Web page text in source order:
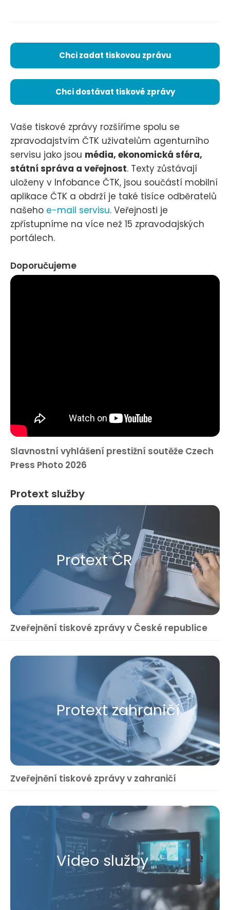
Chci zadat tiskovou zprávu
Chci dostávat tiskové zprávy
Vaše tiskové zprávy rozšíříme spolu se
zpravodajstvím ČTK uživatelům agenturního
servisu jako jsou média, ekonomická sféra,
státní správa a veřejnost. Texty zůstávají
uloženy v Infobance ČTK, jsou součástí mobilní
aplikace ČTK a obdrží je také tisíce odběratelů
našeho e-mail servisu. Veřejnosti je
zpřístupníme na více než 15 zpravodajských
portálech.
Doporučujeme
Slavnostní vyhlášení prestižní soutěže Czech
Press Photo 2026
Protext služby
Protext ČR
Zveřejnění tiskové zprávy v České republice
Protext zahraničí
Zveřejnění tiskové zprávy v zahraničí
Video služby